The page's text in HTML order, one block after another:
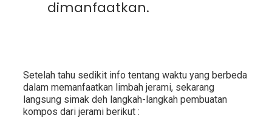
dimanfaatkan.
Setelah tahu sedikit info tentang waktu yang berbeda
dalam memanfaatkan limbah jerami, sekarang
langsung simak deh langkah-langkah pembuatan
kompos dari jerami berikut :